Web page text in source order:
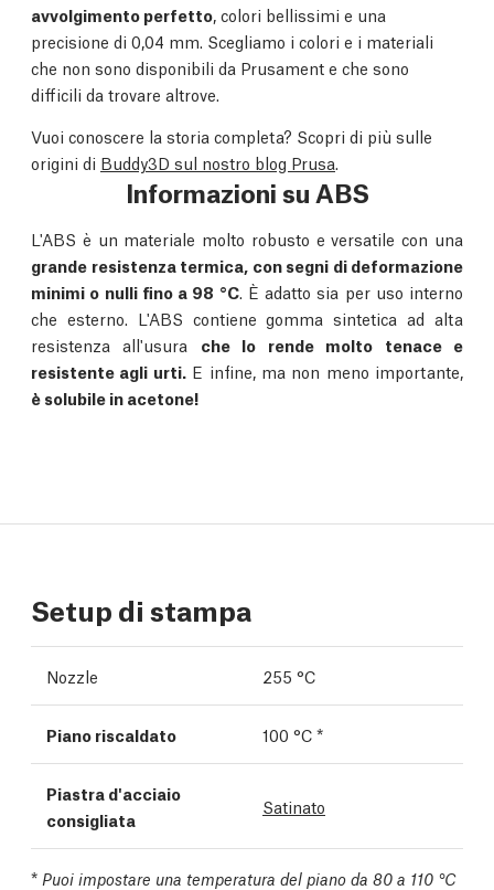
avvolgimento perfetto, colori bellissimi e una
precisione di 0,04 mm. Scegliamo i colori e i materiali
che non sono disponibili da Prusament e che sono
difficili da trovare altrove.
Vuoi conoscere la storia completa? Scopri di più sulle
origini di Buddy3D sul nostro blog Prusa.
Informazioni su ABS
L'ABS è un materiale molto robusto e versatile con una
grande resistenza termica, con segni di deformazione
minimi o nulli fino a 98 °C. È adatto sia per uso interno
che esterno. L'ABS contiene gomma sintetica ad alta
resistenza all'usura che lo rende molto tenace e
resistente agli urti.E infine, ma non meno importante,
è solubile in acetone!
Setup di stampa
Nozzle 255 °C
Piano riscaldato 100 °C *
Piastra d'acciaio
consigliata
Satinato
* Puoi impostare una temperatura del piano da 80 a 110 °C